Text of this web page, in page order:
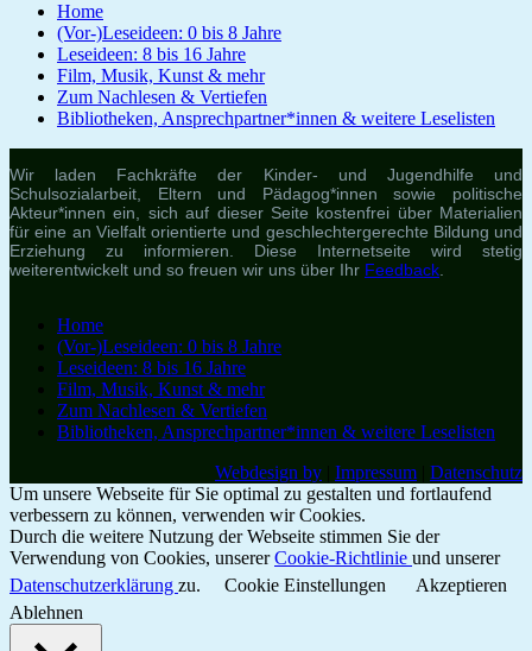
Home
(Vor-)Leseideen: 0 bis 8 Jahre
Leseideen: 8 bis 16 Jahre
Film, Musik, Kunst & mehr
Zum Nachlesen & Vertiefen
Bibliotheken, Ansprechpartner*innen & weitere Leselisten
Wir laden Fachkräfte der Kinder- und Jugendhilfe und
Schulsozialarbeit, Eltern und Pädagog*innen sowie politische
Akteur*innen ein, sich auf dieser Seite kostenfrei über Materialien
für eine an Vielfalt orientierte und geschlechtergerechte Bildung und
Erziehung zu informieren. Diese Internetseite wird stetig
weiterentwickelt und so freuen wir uns über Ihr Feedback
Home
(Vor-)Leseideen: 0 bis 8 Jahre
Leseideen: 8 bis 16 Jahre
Film, Musik, Kunst & mehr
Zum Nachlesen & Vertiefen
Bibliotheken, Ansprechpartner*innen & weitere Leselisten
Webdesign by
Impressum
Datenschutz
Um unsere Webseite für Sie optimal zu gestalten und fortlaufend
verbessern zu können, verwenden wir Cookies.
Durch die weitere Nutzung der Webseite stimmen Sie der
Verwendung von Cookies, unsererCookie-Richtlinie und unserer
Datenschutzerklärung zu. Cookie Einstellungen
Akzeptieren
Ablehnen